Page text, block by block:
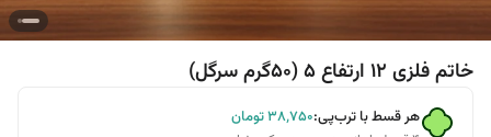
خاتم فلزی 12 ارتفاع 5 (50گرم سرگل)
هر قسط با ترب‌پی:۳۸٬۷۵۰تومان